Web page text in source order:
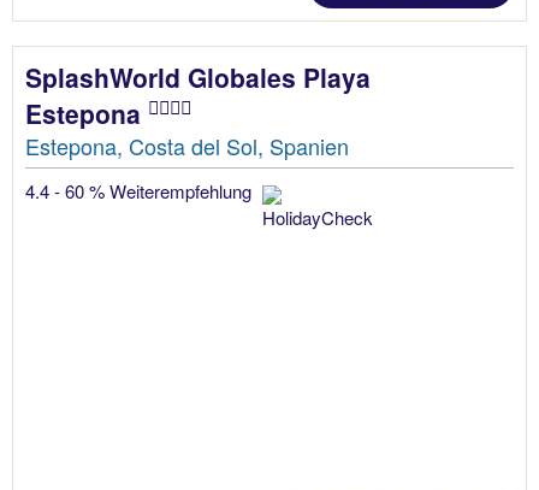
SplashWorld Globales Playa
Estepona
Estepona, Costa del Sol, Spanien
4.4 - 60 % Weiterempfehlung